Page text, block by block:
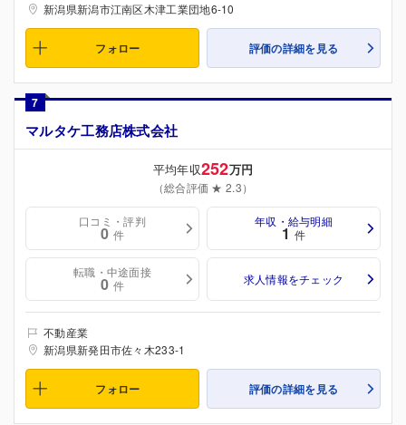
新潟県新潟市江南区木津工業団地6-10
フォロー 評価の詳細を見る
7
マルタケ工務店株式会社
平均年収252万円
（総合評価 ★ 2.3）
口コミ・評判
0 件
年収・給与明細
1 件
転職・中途面接
0 件 求人情報をチェック
不動産業
新潟県新発田市佐々木233-1
フォロー 評価の詳細を見る